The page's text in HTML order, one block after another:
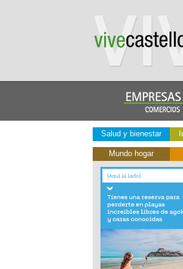
Salud y bienestar
Mundo hogar